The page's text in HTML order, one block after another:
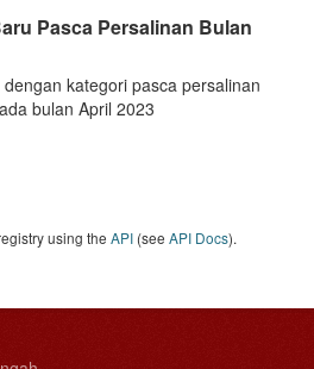
Pasca Persalinan Bulan
kategori pasca persalinan
bulan April 2023
using the API (see API Docs).